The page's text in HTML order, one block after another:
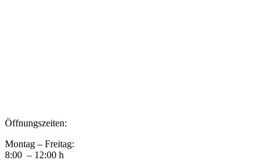
Öffnungszeiten:
Montag – Freitag:
8:00 – 12:00 h